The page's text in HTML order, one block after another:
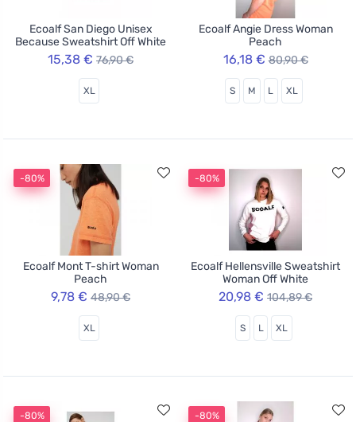
Ecoalf San Diego Unisex
Because Sweatshirt Off White
15,38 € 76,90 €
XL
Ecoalf Angie Dress Woman
Peach
16,18 € 80,90 €
S M L XL
-80%
Ecoalf Mont T-shirt Woman
Peach
9,78 € 48,90 €
XL
-80%
Ecoalf Hellensville Sweatshirt
Woman Off White
20,98 € 104,89 €
S L XL
-80% -80%